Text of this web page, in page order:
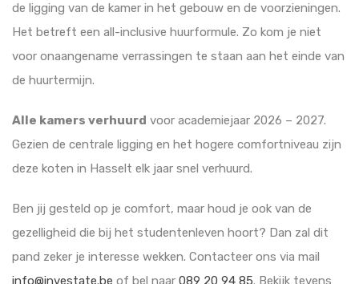
de ligging van de kamer in het gebouw en de voorzieningen.
Het betreft een all-inclusive huurformule. Zo kom je niet
voor onaangename verrassingen te staan aan het einde van
de huurtermijn.
Alle kamers verhuurd voor academiejaar 2026 – 2027.
Gezien de centrale ligging en het hogere comfortniveau zijn
deze koten in Hasselt elk jaar snel verhuurd.
Ben jij gesteld op je comfort, maar houd je ook van de
gezelligheid die bij het studentenleven hoort? Dan zal dit
pand zeker je interesse wekken. Contacteer ons via mail